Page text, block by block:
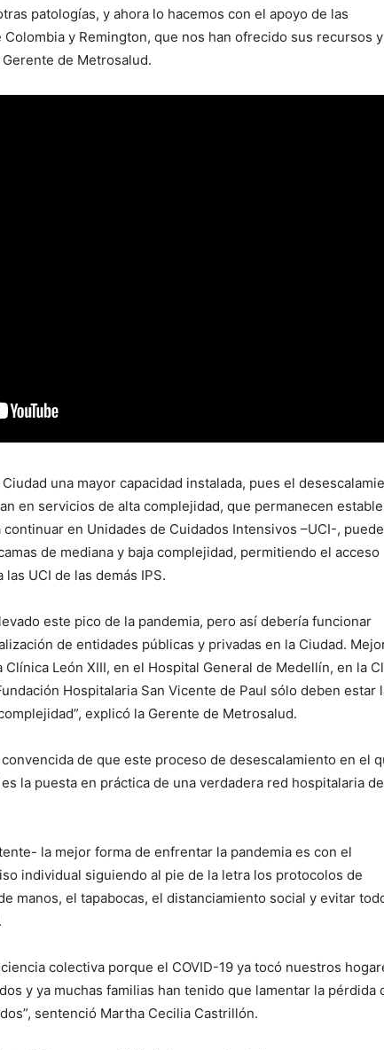
patologías, y ahora lo hacemos con el apoyo de las
y Remington, que nos han ofrecido sus recursos
de Metrosalud.
una mayor capacidad instalada, pues el
en servicios de alta complejidad, que permanecen
en Unidades de Cuidados Intensivos –UCI-,
de mediana y baja complejidad, permitiendo el acceso
UCI de las demás IPS.
este pico de la pandemia, pero así debería funcionar
de entidades públicas y privadas en la Ciudad.
León XIII, en el Hospital General de Medellín, en la
Hospitalaria San Vicente de Paul sólo deben estar
explicó la Gerente de Metrosalud.
de que este proceso de desescalamiento en el
la puesta en práctica de una verdadera red hospitalaria
la mejor forma de enfrentar la pandemia es con el
individual siguiendo al pie de la letra los protocolos de
manos, el tapabocas, el distanciamiento social y evitar
colectiva porque el COVID-19 ya tocó nuestros
y ya muchas familias han tenido que lamentar la pérdida
sentenció Martha Cecilia Castrillón.